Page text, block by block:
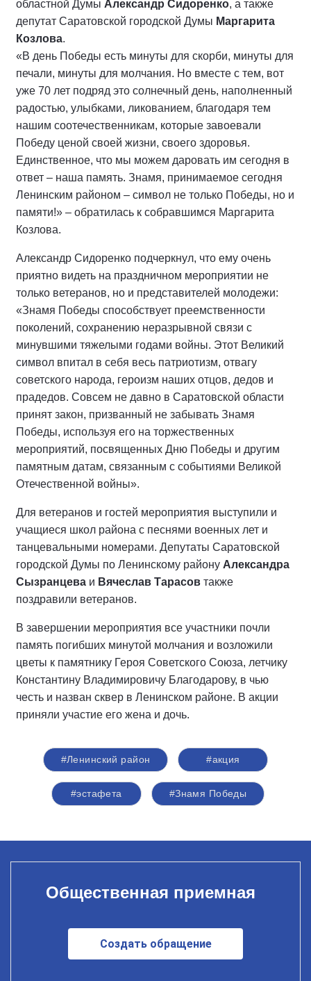
областной Думы Александр Сидоренко, а также
депутат Саратовской городской Думы Маргарита
Козлова.
«В день Победы есть минуты для скорби, минуты для
печали, минуты для молчания. Но вместе с тем, вот
уже 70 лет подряд это солнечный день, наполненный
радостью, улыбками, ликованием, благодаря тем
нашим соотечественникам, которые завоевали
Победу ценой своей жизни, своего здоровья.
Единственное, что мы можем даровать им сегодня в
ответ – наша память. Знамя, принимаемое сегодня
Ленинским районом – символ не только Победы, но и
памяти!» – обратилась к собравшимся Маргарита
Козлова.
Александр Сидоренко подчеркнул, что ему очень
приятно видеть на праздничном мероприятии не
только ветеранов, но и представителей молодежи:
«Знамя Победы способствует преемственности
поколений, сохранению неразрывной связи с
минувшими тяжелыми годами войны. Этот Великий
символ впитал в себя весь патриотизм, отвагу
советского народа, героизм наших отцов, дедов и
прадедов. Совсем не давно в Саратовской области
принят закон, призванный не забывать Знамя
Победы, используя его на торжественных
мероприятий, посвященных Дню Победы и другим
памятным датам, связанным с событиями Великой
Отечественной войны».
Для ветеранов и гостей мероприятия выступили и
учащиеся школ района с песнями военных лет и
танцевальными номерами. Депутаты Саратовской
городской Думы по Ленинскому району Александра
Сызранцева и Вячеслав Тарасов также
поздравили ветеранов.
В завершении мероприятия все участники почли
память погибших минутой молчания и возложили
цветы к памятнику Героя Советского Союза, летчику
Константину Владимировичу Благодарову, в чью
честь и назван сквер в Ленинском районе. В акции
приняли участие его жена и дочь.
#Ленинский район #акция
#эстафета #Знамя Победы
Общественная приемная
Создать обращение